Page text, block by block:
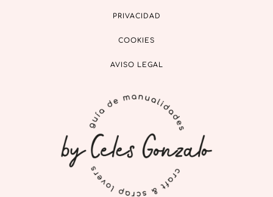
PRIVACIDAD
COOKIES
AVISO LEGAL